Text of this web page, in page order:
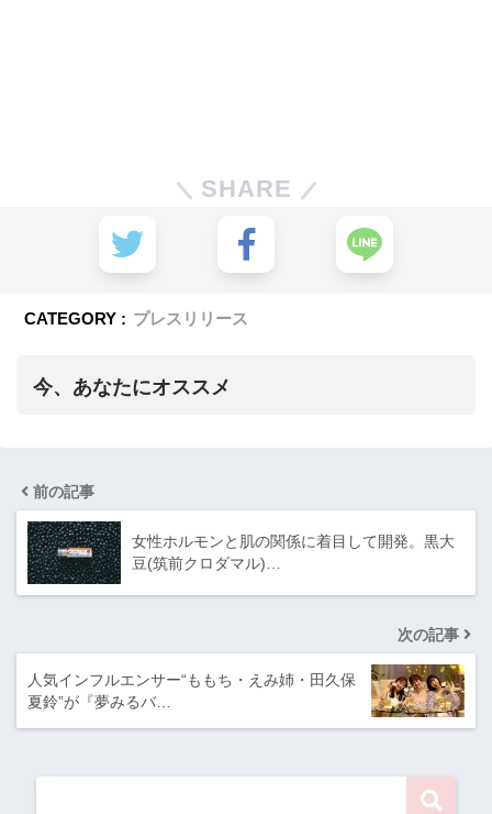
SHARE
CATEGORY : プレスリリース
今、あなたにオススメ
前の記事
女性ホルモンと肌の関係に着目して開発。黒大
豆(筑前クロダマル)…
次の記事
人気インフルエンサー“ももち・えみ姉・田久保
夏鈴”が『夢みるバ…